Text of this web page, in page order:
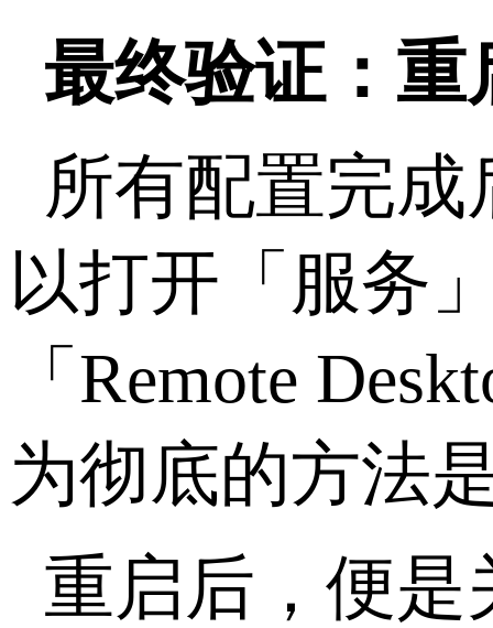
最终验证：重
所有配置完
以打开「服务
「 Remote
为彻底的方法
重启后，便是